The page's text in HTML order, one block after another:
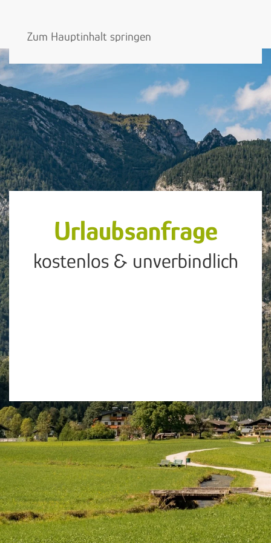
Zum Hauptinhalt springen
Urlaubsanfrage
kostenlos & unverbindlich